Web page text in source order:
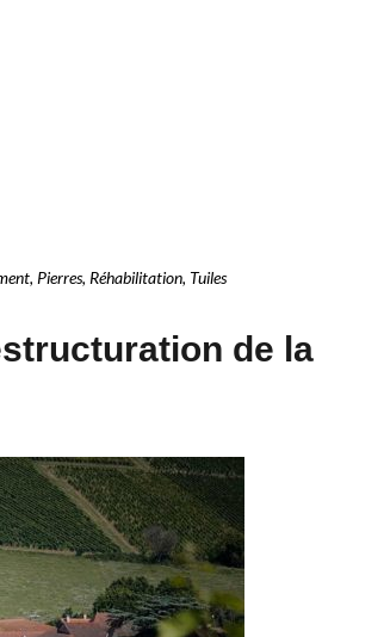
, Pierres, Réhabilitation, Tuiles
de la